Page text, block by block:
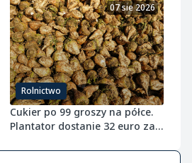
Rolnictwo
07 sie 2026
Cukier po 99 groszy na półce.
Plantator dostanie 32 euro za